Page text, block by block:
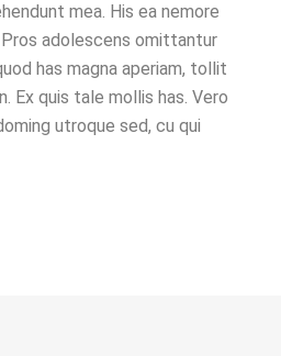
mea. His ea nemore
adolescens omittantur
has magna aperiam, tollit
Ex quis tale mollis has. Vero
utroque sed, cu qui